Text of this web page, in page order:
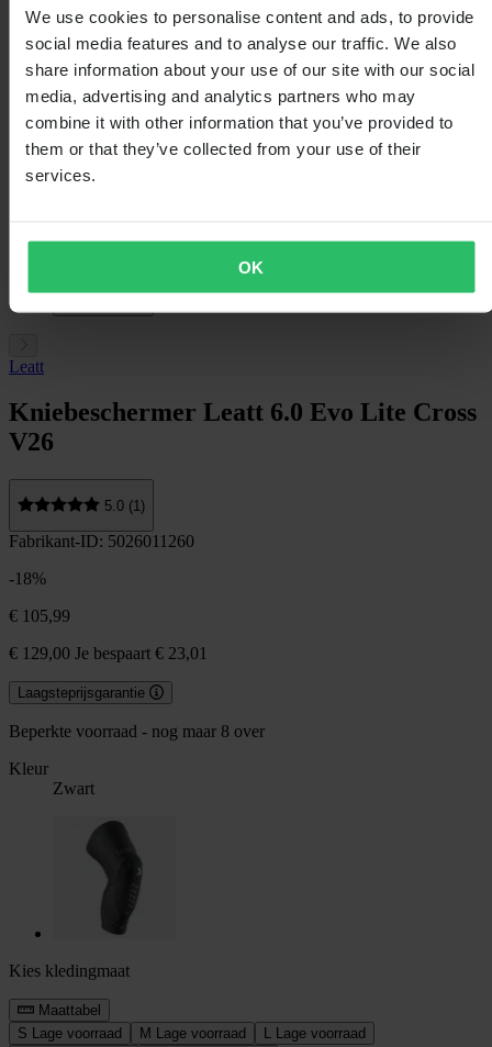
We use cookies to personalise content and ads, to provide
social media features and to analyse our traffic. We also
share information about your use of our site with our social
media, advertising and analytics partners who may
combine it with other information that you’ve provided to
them or that they’ve collected from your use of their
services.
OK
Leatt
Kniebeschermer Leatt 6.0 Evo Lite Cross
V26
5.0 (1)
Fabrikant-ID: 5026011260
-18%
€ 105,99
€ 129,00 Je bespaart € 23,01
Laagsteprijsgarantie
Beperkte voorraad - nog maar 8 over
Kleur
Zwart
Kies kledingmaat
Maattabel
S Lage voorraad M Lage voorraad L Lage voorraad